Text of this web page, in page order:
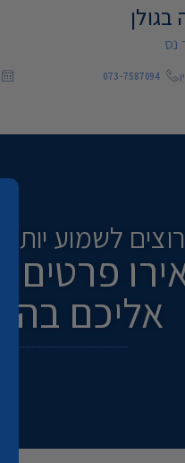
בגולן
נס
073-7587094
רוצים לשמוע
פרטים
אליכם